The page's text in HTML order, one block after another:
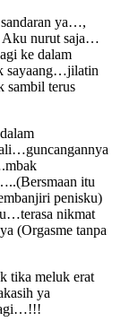
ya…,
Aku nurut saja…
ke dalam
sayaang…jilatin
sambil terus
itu
penisku)
nikmat
(Orgasme tanpa
tika meluk erat
ya